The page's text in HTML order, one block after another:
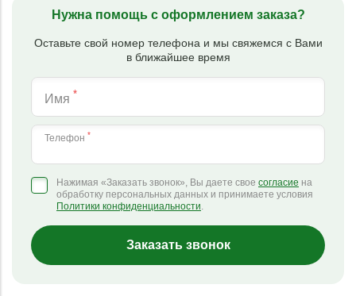
Нужна помощь с оформлением заказа?
Оставьте свой номер телефона и мы свяжемся с Вами
в ближайшее время
Имя *
Телефон *
Нажимая «Заказать звонок», Вы даете свое согласие на
обработку персональных данных и принимаете условия
Политики конфиденциальности.
Заказать звонок